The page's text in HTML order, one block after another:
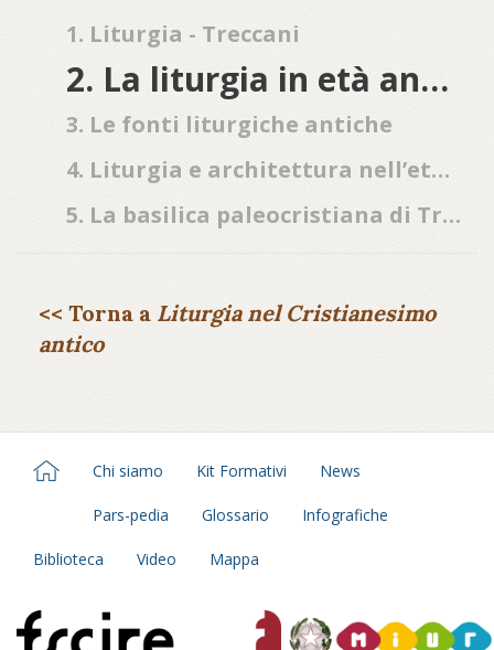
1. Liturgia - Treccani
2. La liturgia in età antica nella penisola italiana
3. Le fonti liturgiche antiche
4. Liturgia e architettura nell’età tardoantica
5. La basilica paleocristiana di Trento
<< Torna a Liturgia nel Cristianesimo
antico
Chi siamo Kit Formativi News
Pars-pedia Glossario Infografiche
Biblioteca Video Mappa